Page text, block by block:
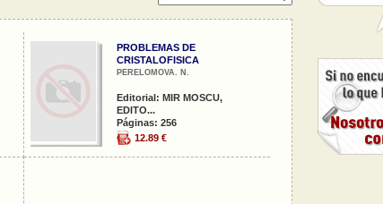
PROBLEMAS DE
CRISTALOFISICA
PERELOMOVA. N.
Editorial: MIR MOSCU,
EDITO...
Páginas: 256
12.89 €